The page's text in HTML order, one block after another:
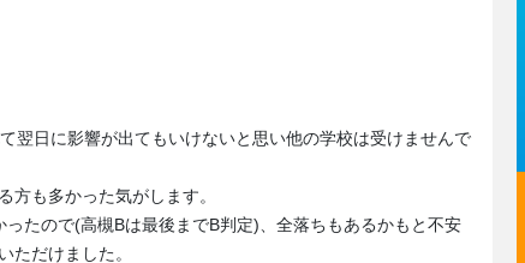
翌日に影響が出てもいけないと思い他の学校は受けませんで
方も多かった気がします。
たので(高槻Bは最後までB判定)、全落ちもあるかもと不安
ただけました。